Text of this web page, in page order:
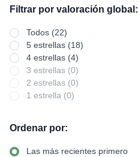
Filtrar por valoración global:
Todos (22)
5 estrellas (18)
4 estrellas (4)
3 estrellas (0)
2 estrellas (0)
1 estrella (0)
Ordenar por:
Las más recientes primero